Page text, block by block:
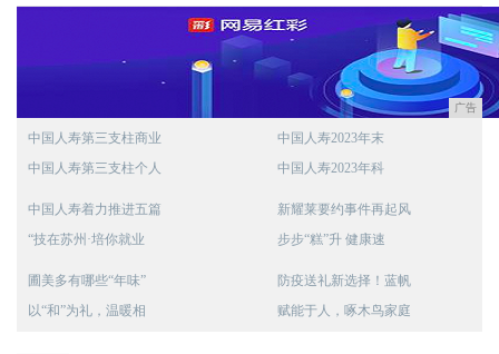
广告
中国人寿第三支柱商业
中国人寿第三支柱个人
中国人寿2023年末
中国人寿2023年科
中国人寿着力推进五篇
“技在苏州·培你就业
新耀莱要约事件再起风
步步“糕”升 健康速
圃美多有哪些“年味”
以“和”为礼，温暖相
防疫送礼新选择！蓝帆
赋能于人，啄木鸟家庭